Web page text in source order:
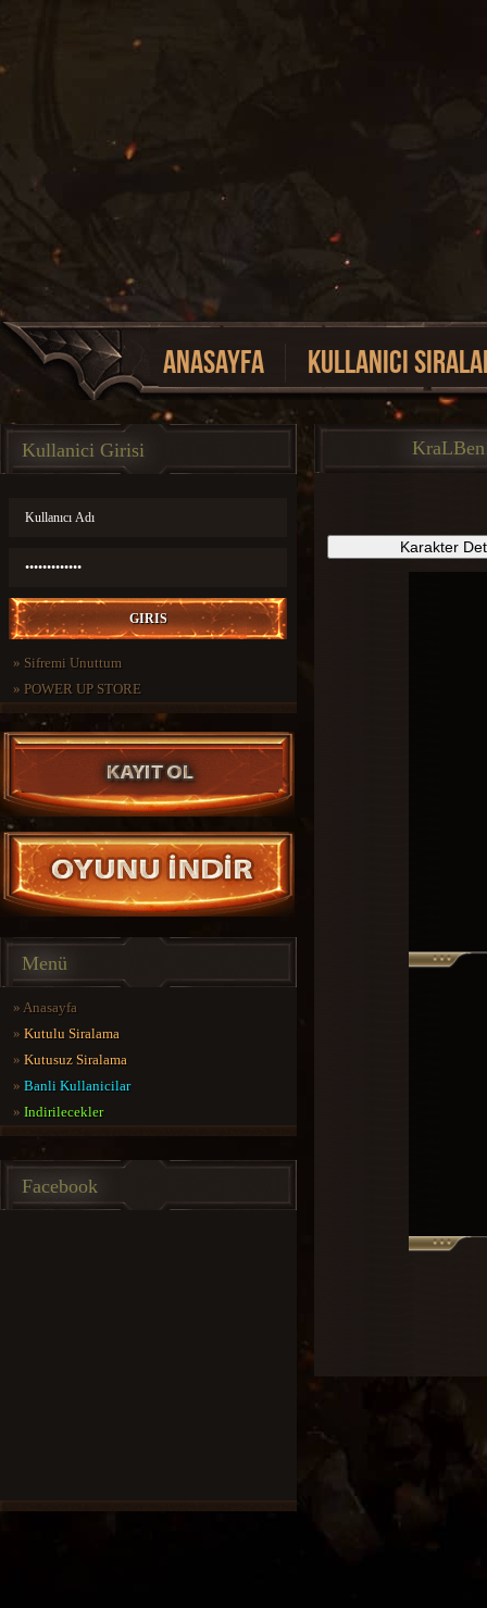
Anasayfa Kullanici
Kullanici Girisi
» Sifremi Unuttum
» POWER UP STORE
Menü
» Anasayfa
» Kutulu Siralama
» Kutusuz Siralama
» Banli Kullanicilar
» Indirilecekler
Facebook
Karakter